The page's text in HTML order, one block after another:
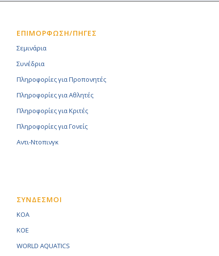
ΕΠΙΜΟΡΦΩΣΗ/ΠΗΓΕΣ
Σεμινάρια
Συνέδρια
Πληροφορίες για Προπονητές
Πληροφορίες για Αθλητές
Πληροφορίες για Κριτές
Πληροφορίες για Γονείς
Αντι-Ντοπινγκ
ΣΥΝΔΕΣΜΟΙ
KOA
KOE
WORLD AQUATICS